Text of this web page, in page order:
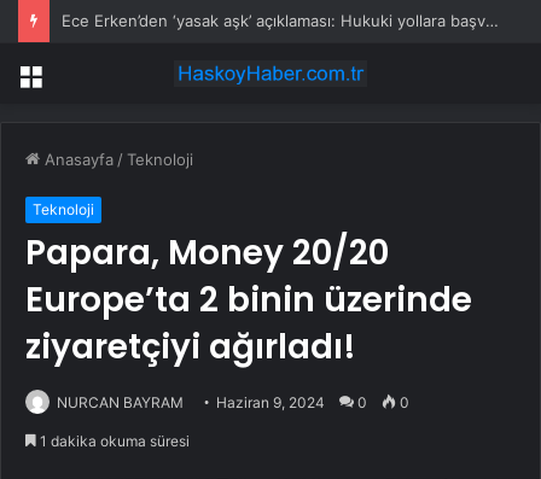
Ece Erken’den ‘yasak aşk’ açıklaması: Hukuki yollara başvuruyor
Menü
Anasayfa /Teknoloji
Teknoloji
Papara, Money 20/20
Europe’ta 2 binin üzerinde
ziyaretçiyi ağırladı!
NURCAN BAYRAM Haziran 9, 2024 0 0
1 dakika okuma süresi